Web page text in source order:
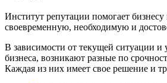
Институт репутации помогает бизнесу
своевременную, необходимую и
В зависимости от текущей ситуации и
бизнеса, возникают разные по
Каждая из них имеет свое решение и